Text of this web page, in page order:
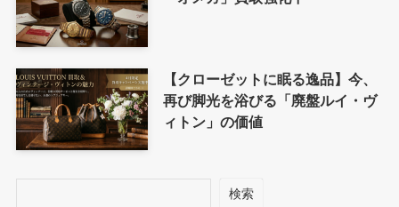
【クローゼットに眠る逸品】今、
再び脚光を浴びる「廃盤ルイ・ヴ
ィトン」の価値
検索